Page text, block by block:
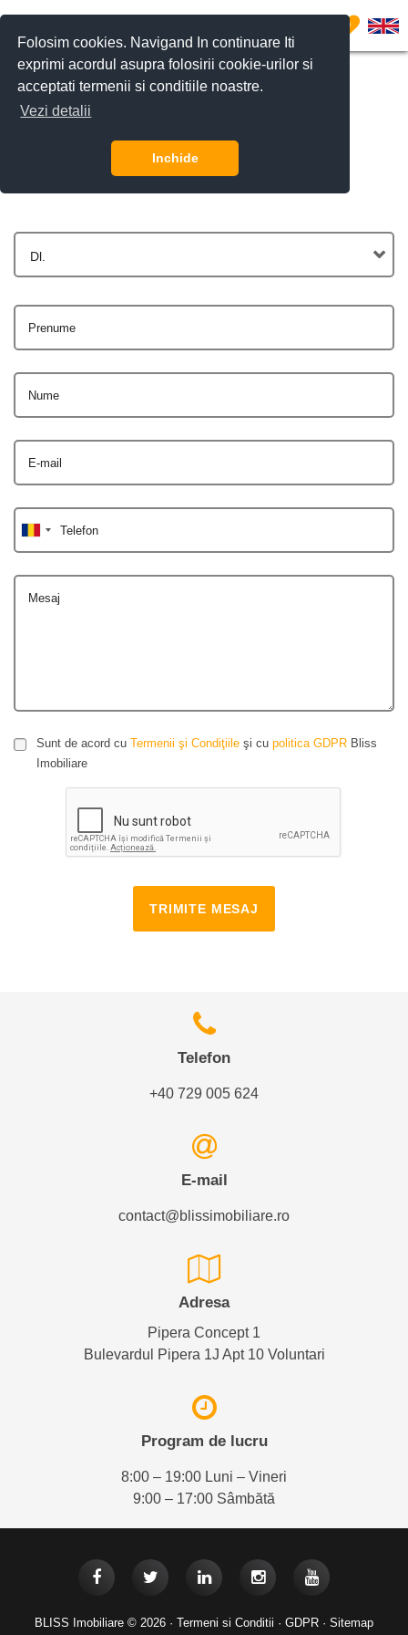
Folosim cookies. Navigand In continuare Iti
exprimi acordul asupra folosirii cookie-urilor si
acceptati termenii si conditiile noastre.
Vezi detalii
Inchide
0
Contactează-ne
Dl.
Prenume
Nume
E-mail
Telefon
Mesaj
Sunt de acord cu Termenii şi Condiţiile şi cu politica GDPR Bliss
Imobiliare
TRIMITE MESAJ
Telefon
+40 729 005 624
E-mail
contact@blissimobiliare.ro
Adresa
Pipera Concept 1
Bulevardul Pipera 1J Apt 10 Voluntari
Program de lucru
8:00 – 19:00 Luni – Vineri
9:00 – 17:00 Sâmbătă
BLISS Imobiliare © 2026 · Termeni si Conditii · GDPR · Sitemap